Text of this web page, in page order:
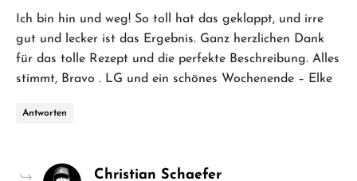
Ich bin hin und weg! So toll hat das geklappt, und irre
gut und lecker ist das Ergebnis. Ganz herzlichen Dank
für das tolle Rezept und die perfekte Beschreibung. Alles
stimmt, Bravo . LG und ein schönes Wochenende – Elke
Antworten
Christian Schaefersays: